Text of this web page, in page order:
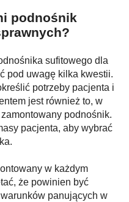
podnośnik
sufitowego dla
pod uwagę kilka kwestii.
potrzeby pacjenta i
jest również to, w
podnośnik.
pacjenta, aby wybrać
w każdym
że powinien być
panujących w